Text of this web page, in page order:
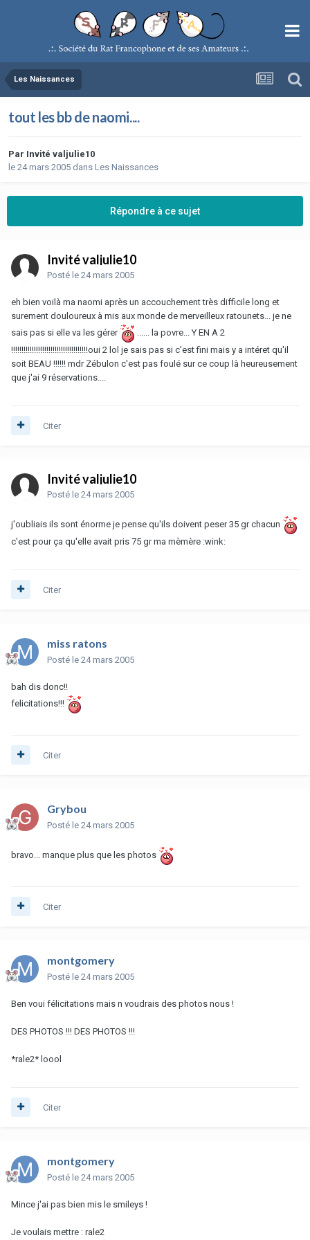
Les Naissances
tout les bb de naomi....
Par Invité valjulie10
le 24 mars 2005 dans Les Naissances
Répondre à ce sujet
Invité valjulie10
Posté le 24 mars 2005
eh bien voilà ma naomi après un accouchement très difficile long et
surement douloureux à mis aux monde de merveilleux ratounets... je ne
sais pas si elle va les gérer
...... la povre... Y EN A 2
!!!!!!!!!!!!!!!!!!!!!!!!!!!!!!!!!!!!!oui 2 lol je sais pas si c'est fini mais y a intéret qu'il
soit BEAU !!!!!! mdr Zébulon c'est pas foulé sur ce coup là heureusement
que j'ai 9 réservations....
Citer
Invité valjulie10
Posté le 24 mars 2005
j'oubliais ils sont énorme je pense qu'ils doivent peser 35 gr chacun
c'est pour ça qu'elle avait pris 75 gr ma mèmère :wink:
Citer
miss ratons
Posté le 24 mars 2005
bah dis donc!!
felicitations!!!
Citer
Grybou
Posté le 24 mars 2005
bravo... manque plus que les photos
Citer
montgomery
Posté le 24 mars 2005
Ben voui félicitations mais n voudrais des photos nous !
DES PHOTOS !!! DES PHOTOS !!!
*rale2* loool
Citer
montgomery
Posté le 24 mars 2005
Mince j'ai pas bien mis le smileys !
Je voulais mettre : rale2